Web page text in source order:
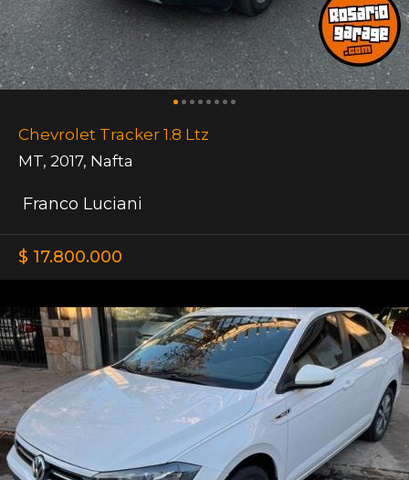
Chevrolet Tracker 1.8 Ltz
MT, 2017, Nafta
Franco Luciani
$ 17.800.000